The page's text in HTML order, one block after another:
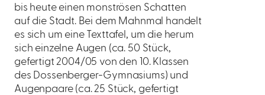
bis heute einen monströsen Schatten
auf die Stadt. Bei dem Mahnmal handelt
es sich um eine Texttafel, um die herum
sich einzelne Augen (ca. 50 Stück,
gefertigt 2004/05 von den 10. Klassen
des Dossenberger-Gymnasiums) und
Augenpaare (ca. 25 Stück, gefertigt